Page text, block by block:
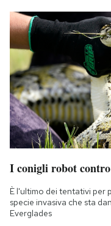
I conigli robot
È l'ultimo dei tentativi per
specie invasiva che sta
Everglades